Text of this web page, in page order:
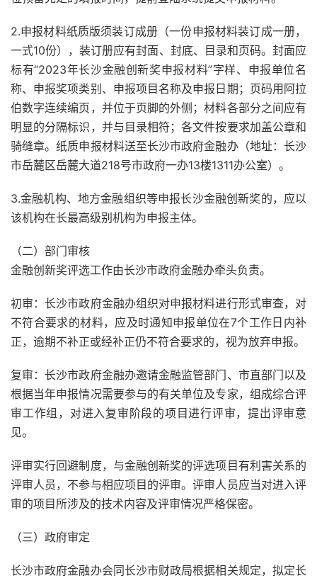
2.申报材料纸质版须装订成册（一份申报材料装订成一册，
一式10份），装订册应有封面、封底、目录和页码。封面应
标有“2023年长沙金融创新奖申报材料”字样、申报单位名
称、申报奖项类别、申报项目名称及申报日期；页码用阿拉
伯数字连续编页，并位于页脚的外侧；材料各部分之间应有
明显的分隔标识，并与目录相符；各文件按要求加盖公章和
骑缝章。纸质申报材料送至长沙市政府金融办（地址：长沙
市岳麓区岳麓大道218号市政府一办13楼1311办公室）。
3.金融机构、地方金融组织等申报长沙金融创新奖的，应以
该机构在长最高级别机构为申报主体。
（二）部门审核
金融创新奖评选工作由长沙市政府金融办牵头负责。
初审：长沙市政府金融办组织对申报材料进行形式审查，对
不符合要求的材料，应及时通知申报单位在7个工作日内补
正，逾期不补正或经补正仍不符合要求的，视为放弃申报。
复审：长沙市政府金融办邀请金融监管部门、市直部门以及
根据当年申报情况需要参与的有关单位及专家，组成综合评
审工作组，对进入复审阶段的项目进行评审，提出评审意
见。
评审实行回避制度，与金融创新奖的评选项目有利害关系的
评审人员，不参与相应项目的评审。评审人员应当对进入评
审的项目所涉及的技术内容及评审情况严格保密。
（三）政府审定
长沙市政府金融办会同长沙市财政局根据相关规定，拟定长